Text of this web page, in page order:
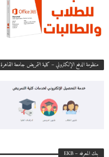
منظومة الدفع الإلكتروني – كلية التمريض جامعة القاهرة E.Pay
بنك المعرفه – EKB